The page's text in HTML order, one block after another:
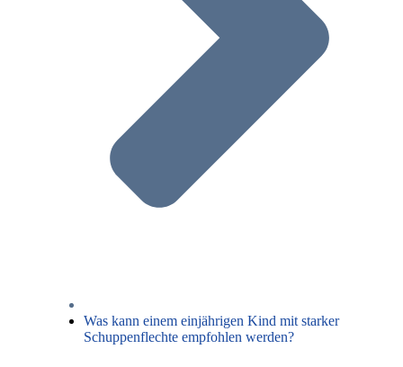
Was kann einem einjährigen Kind mit starker
Schuppenflechte empfohlen werden?